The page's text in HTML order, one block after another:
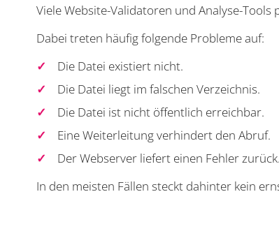
Viele Website-Validatoren und Analyse-
Dabei treten häufig folgende Probleme auf:
Die Datei existiert nicht.
Die Datei liegt im falschen Verzeichnis.
Die Datei ist nicht öffentlich erreichbar.
Eine Weiterleitung verhindert den Abruf.
Der Webserver liefert einen Fehler zurück.
In den meisten Fällen steckt dahinter kein